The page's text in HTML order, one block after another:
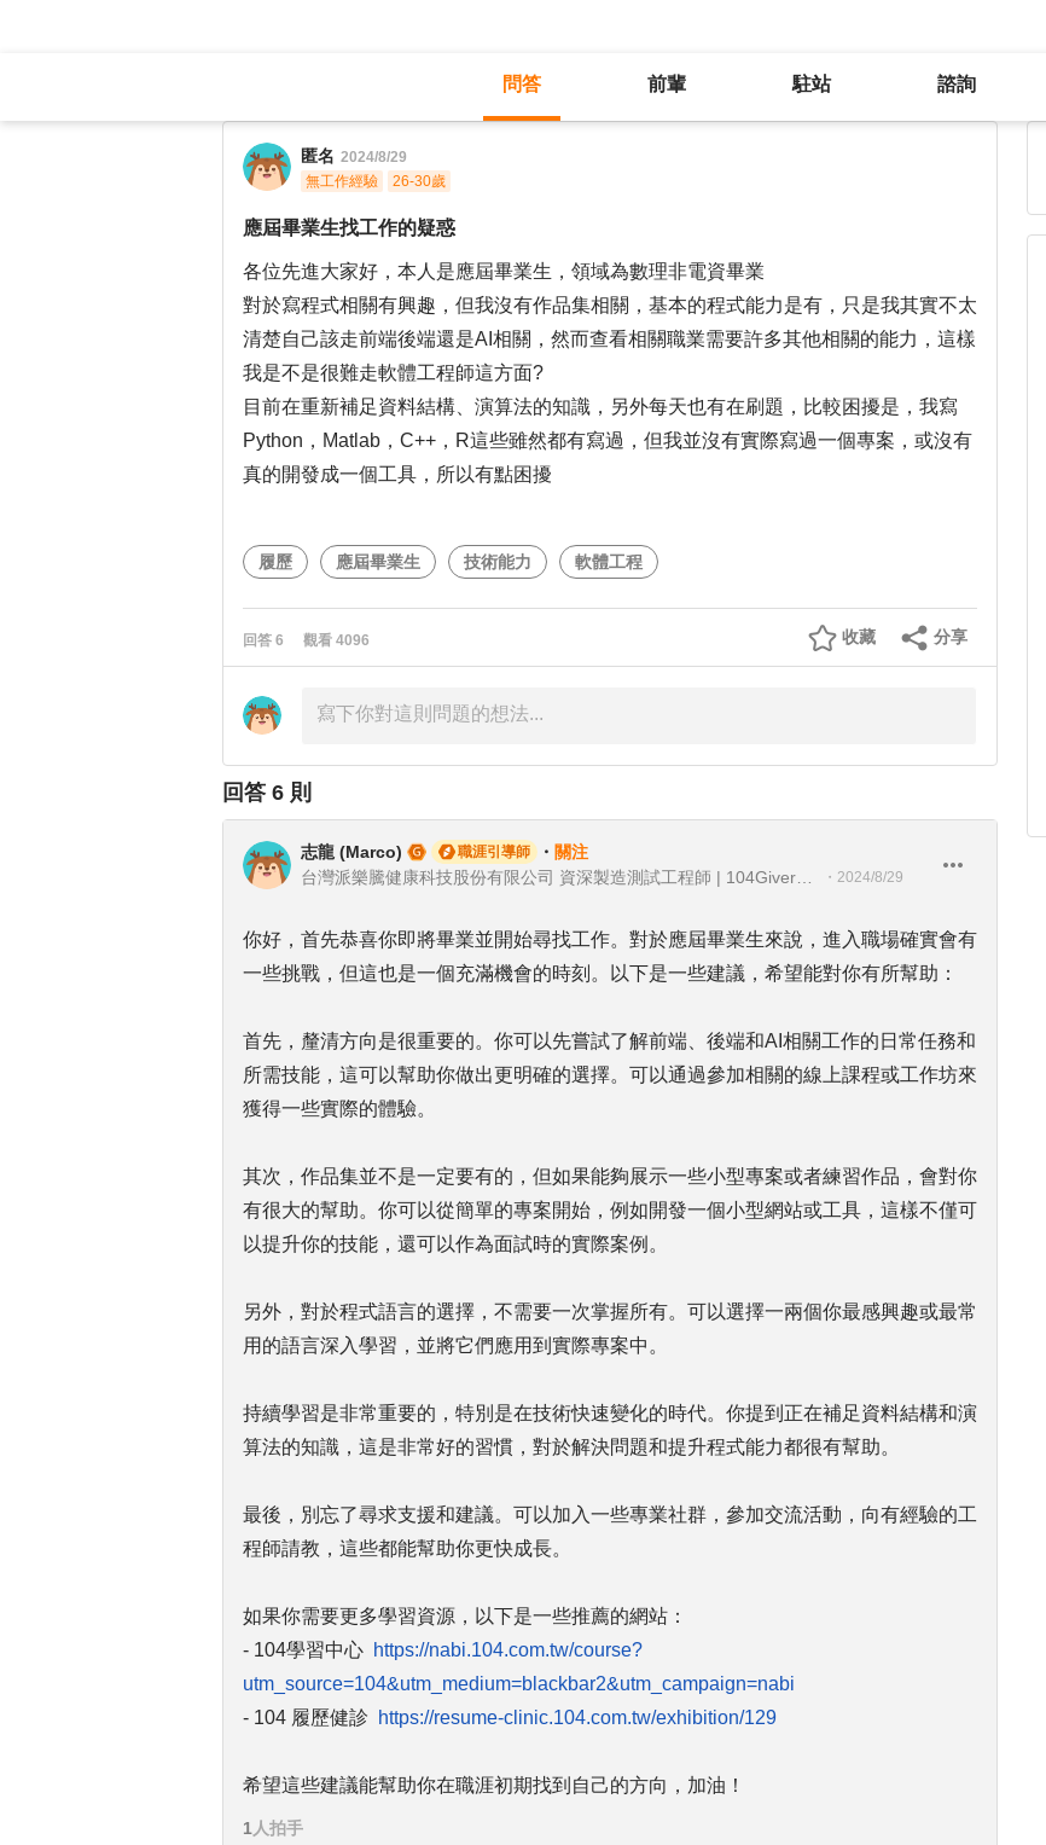
問答 前輩 駐站 諮詢
匿名 2024/8/29
無工作經驗
26-30歲
應屆畢業生找工作的疑惑
各位先進大家好，本人是應屆畢業生，領域為數理非電資畢業
對於寫程式相關有興趣，但我沒有作品集相關，基本的程式能力是有，只是我其實不太
清楚自己該走前端後端還是AI相關，然而查看相關職業需要許多其他相關的能力，這樣
我是不是很難走軟體工程師這方面?
目前在重新補足資料結構、演算法的知識，另外每天也有在刷題，比較困擾是，我寫
Python，Matlab，C++，R這些雖然都有寫過，但我並沒有實際寫過一個專案，或沒有
真的開發成一個工具，所以有點困擾
履歷 應屆畢業生 技術能力 軟體工程
回答 6 觀看 4096 分享
收藏
回答 6 則
志龍 (Marco) 職涯引導師 ・ 關注
・ 2024/8/29
你好，首先恭喜你即將畢業並開始尋找工作。對於應屆畢業生來說，進入職場確實會有
一些挑戰，但這也是一個充滿機會的時刻。以下是一些建議，希望能對你有所幫助：
首先，釐清方向是很重要的。你可以先嘗試了解前端、後端和AI相關工作的日常任務和
所需技能，這可以幫助你做出更明確的選擇。可以通過參加相關的線上課程或工作坊來
獲得一些實際的體驗。
其次，作品集並不是一定要有的，但如果能夠展示一些小型專案或者練習作品，會對你
有很大的幫助。你可以從簡單的專案開始，例如開發一個小型網站或工具，這樣不僅可
以提升你的技能，還可以作為面試時的實際案例。
另外，對於程式語言的選擇，不需要一次掌握所有。可以選擇一兩個你最感興趣或最常
用的語言深入學習，並將它們應用到實際專案中。
持續學習是非常重要的，特別是在技術快速變化的時代。你提到正在補足資料結構和演
算法的知識，這是非常好的習慣，對於解決問題和提升程式能力都很有幫助。
最後，別忘了尋求支援和建議。可以加入一些專業社群，參加交流活動，向有經驗的工
程師請教，這些都能幫助你更快成長。
如果你需要更多學習資源，以下是一些推薦的網站：
- 104學習中心 https://nabi.104.com.tw/course?
utm_source=104&utm_medium=blackbar2&utm_campaign=nabi
- 104 履歷健診
https://resume-clinic.104.com.tw/exhibition/129
希望這些建議能幫助你在職涯初期找到自己的方向，加油！
1 人拍手